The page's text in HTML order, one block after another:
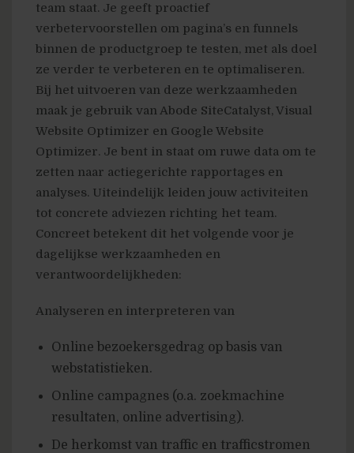
team staat. Je geeft proactief
verbetervoorstellen om pagina’s en funnels
binnen de productgroep te testen, met als doel
ze verder te verbeteren en te optimaliseren.
Bij het uitvoeren van deze werkzaamheden
maak je gebruik van Abode SiteCatalyst, Visual
Website Optimizer en Google Website
Optimizer. Je bent in staat om ruwe data om te
zetten naar actiegerichte rapportages en
analyses. Uiteindelijk leiden jouw activiteiten
tot concrete adviezen richting het team.
Concreet betekent dit het volgende voor je
dagelijkse werkzaamheden en
verantwoordelijkheden:
Analyseren en interpreteren van
Online bezoekersgedrag op basis van
webstatistieken.
Online campagnes (o.a. zoekmachine
resultaten, online advertising).
De herkomst van traffic en trafficstromen